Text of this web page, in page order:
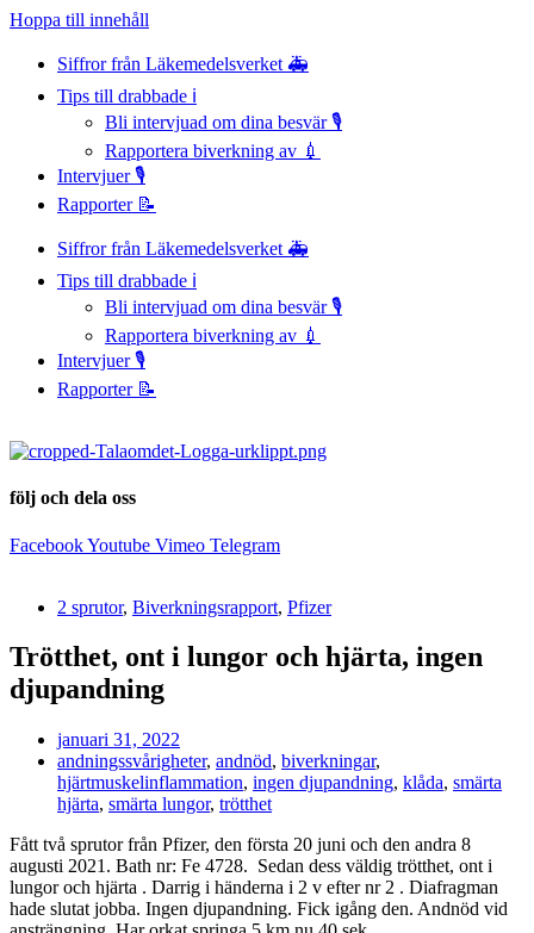
Hoppa till innehåll
Siffror från Läkemedelsverket 🚑
Tips till drabbade ℹ️
Bli intervjuad om dina besvär 🎙️
Rapportera biverkning av 💉
Intervjuer 🎙️
Rapporter 📝
Siffror från Läkemedelsverket 🚑
Tips till drabbade ℹ️
Bli intervjuad om dina besvär 🎙️
Rapportera biverkning av 💉
Intervjuer 🎙️
Rapporter 📝
följ och dela oss
FacebookYoutube Vimeo Telegram
2 sprutor, Biverkningsrapport, Pfizer
Trötthet, ont i lungor och hjärta, ingen
djupandning
januari 31, 2022
andningssvårigheter, andnöd, biverkningar,
hjärtmuskelinflammation, ingen djupandning, klåda, smärta
hjärta, smärta lungor, trötthet
Fått två sprutor från Pfizer, den första 20 juni och den andra 8
augusti 2021. Bath nr: Fe 4728. Sedan dess väldig trötthet, ont i
lungor och hjärta . Darrig i händerna i 2 v efter nr 2 . Diafragman
hade slutat jobba. Ingen djupandning. Fick igång den. Andnöd vid